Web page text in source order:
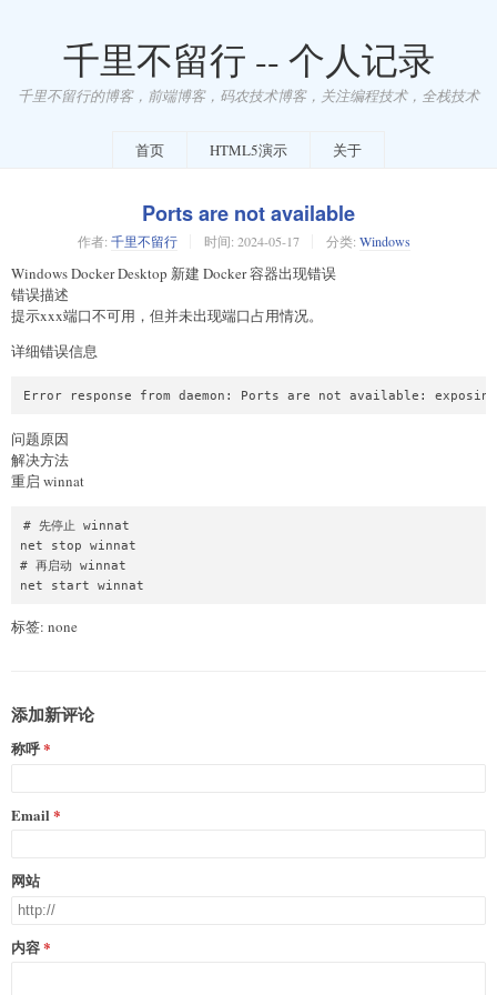
千里不留行 -- 个人记录
千里不留行的博客，前端博客，码农技术博客，关注编程技术，全栈技术
首页 HTML5演示 关于
Ports are not available
作者: 千里不留行 时间: 2024-05-17 分类: Windows
Windows Docker Desktop 新建 Docker 容器出现错误
错误描述
提示xxx端口不可用，但并未出现端口占用情况。
详细错误信息
问题原因
解决方法
重启 winnat
# 先停止 winnat
net stop winnat
# 再启动 winnat
net start winnat
标签: none
添加新评论
称呼
Email
网站
内容